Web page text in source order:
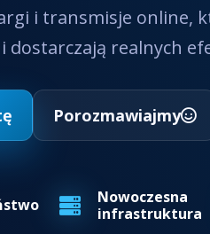
i transmisje online,
dostarczają realnych
Porozmawiajmy
Nowoczesna
infrastruktura